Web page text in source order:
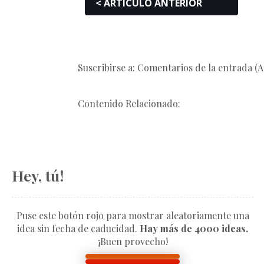
< ARTÍCULO ANTERIOR
Suscribirse a: Comentarios de la entrada
Contenido Relacionado:
Hey, tú!
Puse este botón rojo para mostrar aleatoriamente una
idea sin fecha de caducidad. Hay más de 4000 ideas.
¡Buen provecho!